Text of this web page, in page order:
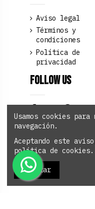
Aviso legal
Términos y
condiciones
Política de
privacidad
Follow us
Newsletter
Usamos cookies
navegación.
Aceptando este
política de cookies.
Aceptar